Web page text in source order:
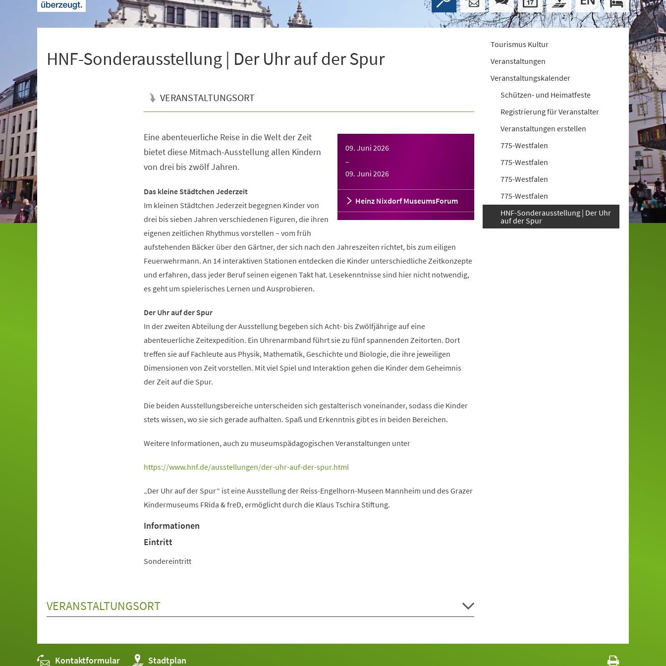
HNF-Sonderausstellung | Der Uhr auf der Spur
VERANSTALTUNGSORT
09. Juni 2026
–
09. Juni 2026
Heinz Nixdorf MuseumsForum
Eine abenteuerliche Reise in die Welt der Zeit
bietet diese Mitmach-Ausstellung allen Kindern
von drei bis zwölf Jahren.
Das kleine Städtchen Jederzeit
Im kleinen Städtchen Jederzeit begegnen Kinder von
drei bis sieben Jahren verschiedenen Figuren, die ihren
eigenen zeitlichen Rhythmus vorstellen – vom früh
aufstehenden Bäcker über den Gärtner, der sich nach den Jahreszeiten richtet, bis zum eiligen
Feuerwehrmann. An 14 interaktiven Stationen entdecken die Kinder unterschiedliche Zeitkonzepte
und erfahren, dass jeder Beruf seinen eigenen Takt hat. Lesekenntnisse sind hier nicht notwendig,
es geht um spielerisches Lernen und Ausprobieren.
Der Uhr auf der Spur
In der zweiten Abteilung der Ausstellung begeben sich Acht- bis Zwölfjährige auf eine
abenteuerliche Zeitexpedition. Ein Uhrenarmband führt sie zu fünf spannenden Zeitorten. Dort
treffen sie auf Fachleute aus Physik, Mathematik, Geschichte und Biologie, die ihre jeweiligen
Dimensionen von Zeit vorstellen. Mit viel Spiel und Interaktion gehen die Kinder dem Geheimnis
der Zeit auf die Spur.
Die beiden Ausstellungsbereiche unterscheiden sich gestalterisch voneinander, sodass die Kinder
stets wissen, wo sie sich gerade aufhalten. Spaß und Erkenntnis gibt es in beiden Bereichen.
Weitere Informationen, auch zu museumspädagogischen Veranstaltungen unter
https://www.hnf.de/ausstellungen/der-uhr-auf-der-spur.html
„Der Uhr auf der Spur“ ist eine Ausstellung der Reiss-Engelhorn-Museen Mannheim und des Grazer
Kindermuseums FRida & freD, ermöglicht durch die Klaus Tschira Stiftung.
Informationen
Eintritt
Sondereintritt
VERANSTALTUNGSORT
Tourismus Kultur
Veranstaltungen
Veranstaltungskalender
Schützen- und Heimatfeste
Registrierung für Veranstalter
Veranstaltungen erstellen
775-Westfalen
775-Westfalen
775-Westfalen
775-Westfalen
HNF-Sonderausstellung | Der Uhr
auf der Spur
Kontaktformular Stadtplan
(Öffnet